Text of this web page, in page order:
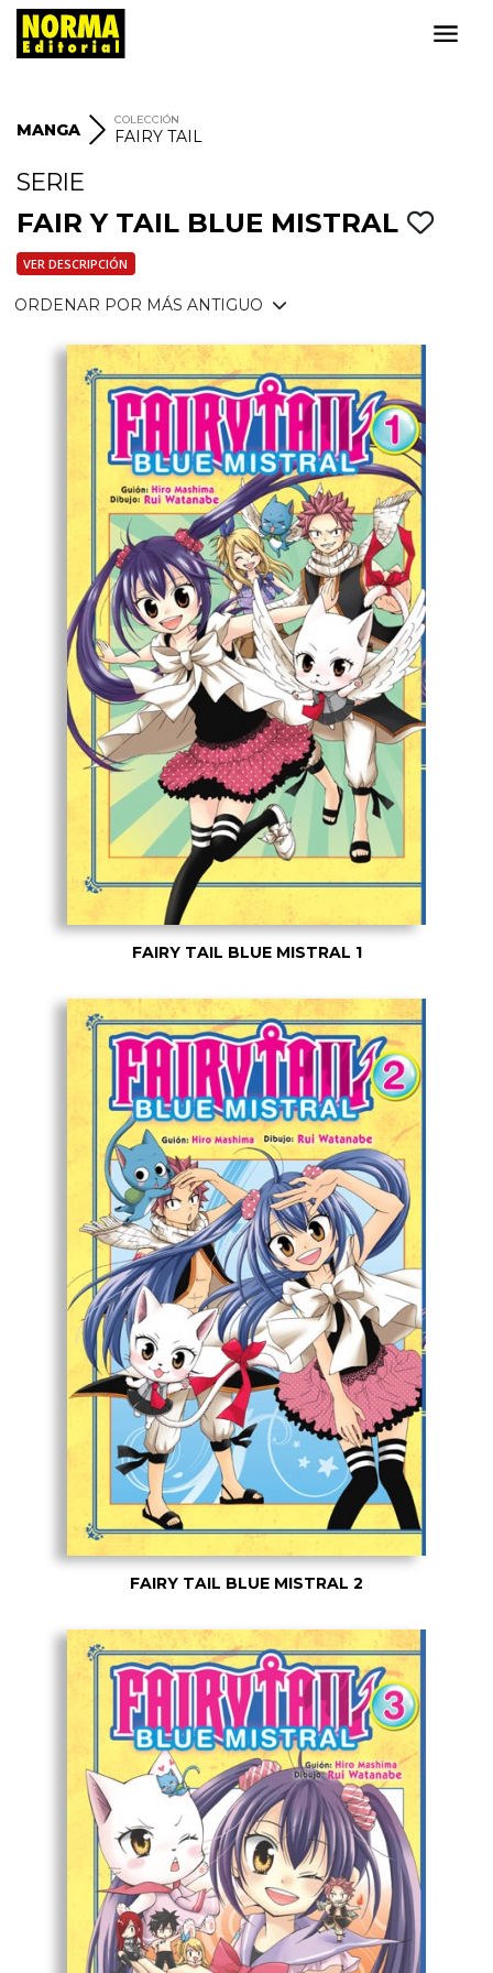
MANGA
COLECCIÓN
FAIRY TAIL
SERIE
FAIR Y TAIL BLUE MISTRAL
VER DESCRIPCIÓN
ORDENAR POR MÁS ANTIGUO
FAIRY TAIL BLUE MISTRAL 1
FAIRY TAIL BLUE MISTRAL 2